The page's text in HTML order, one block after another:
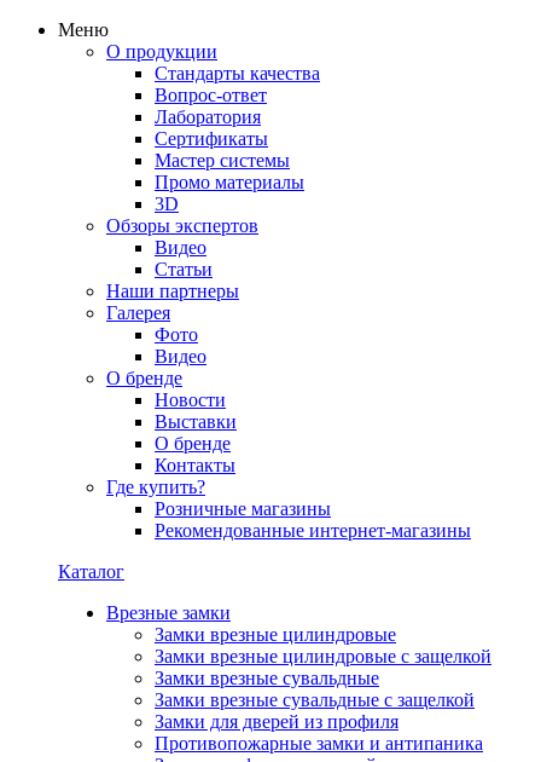
Меню
О продукции
Стандарты качества
Вопрос-ответ
Лаборатория
Сертификаты
Мастер системы
Промо материалы
3D
Обзоры экспертов
Видео
Статьи
Наши партнеры
Галерея
Фото
Видео
О бренде
Новости
Выставки
О бренде
Контакты
Где купить?
Розничные магазины
Рекомендованные интернет-магазины
Каталог
Врезные замки
Замки врезные цилиндровые
Замки врезные цилиндровые с защелкой
Замки врезные сувальдные
Замки врезные сувальдные с защелкой
Замки для дверей из профиля
Противопожарные замки и антипаника